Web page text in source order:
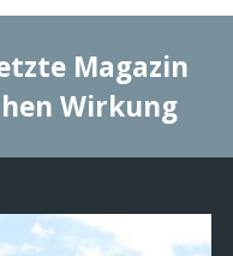
Magazin
Wirkung